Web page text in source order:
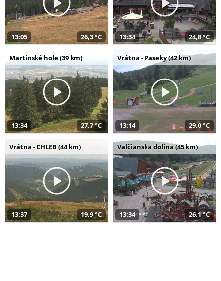
13:05 26,3 °C 13:34 24,8 °C
Martinské hole (39 km)
13:34 27,7 °C
Vrátna - Paseky (42 km)
13:14 29,0 °C
Vrátna - CHLEB (44 km)
13:37 19,9 °C
Valčianska dolina (45 km)
13:34 26,1 °C